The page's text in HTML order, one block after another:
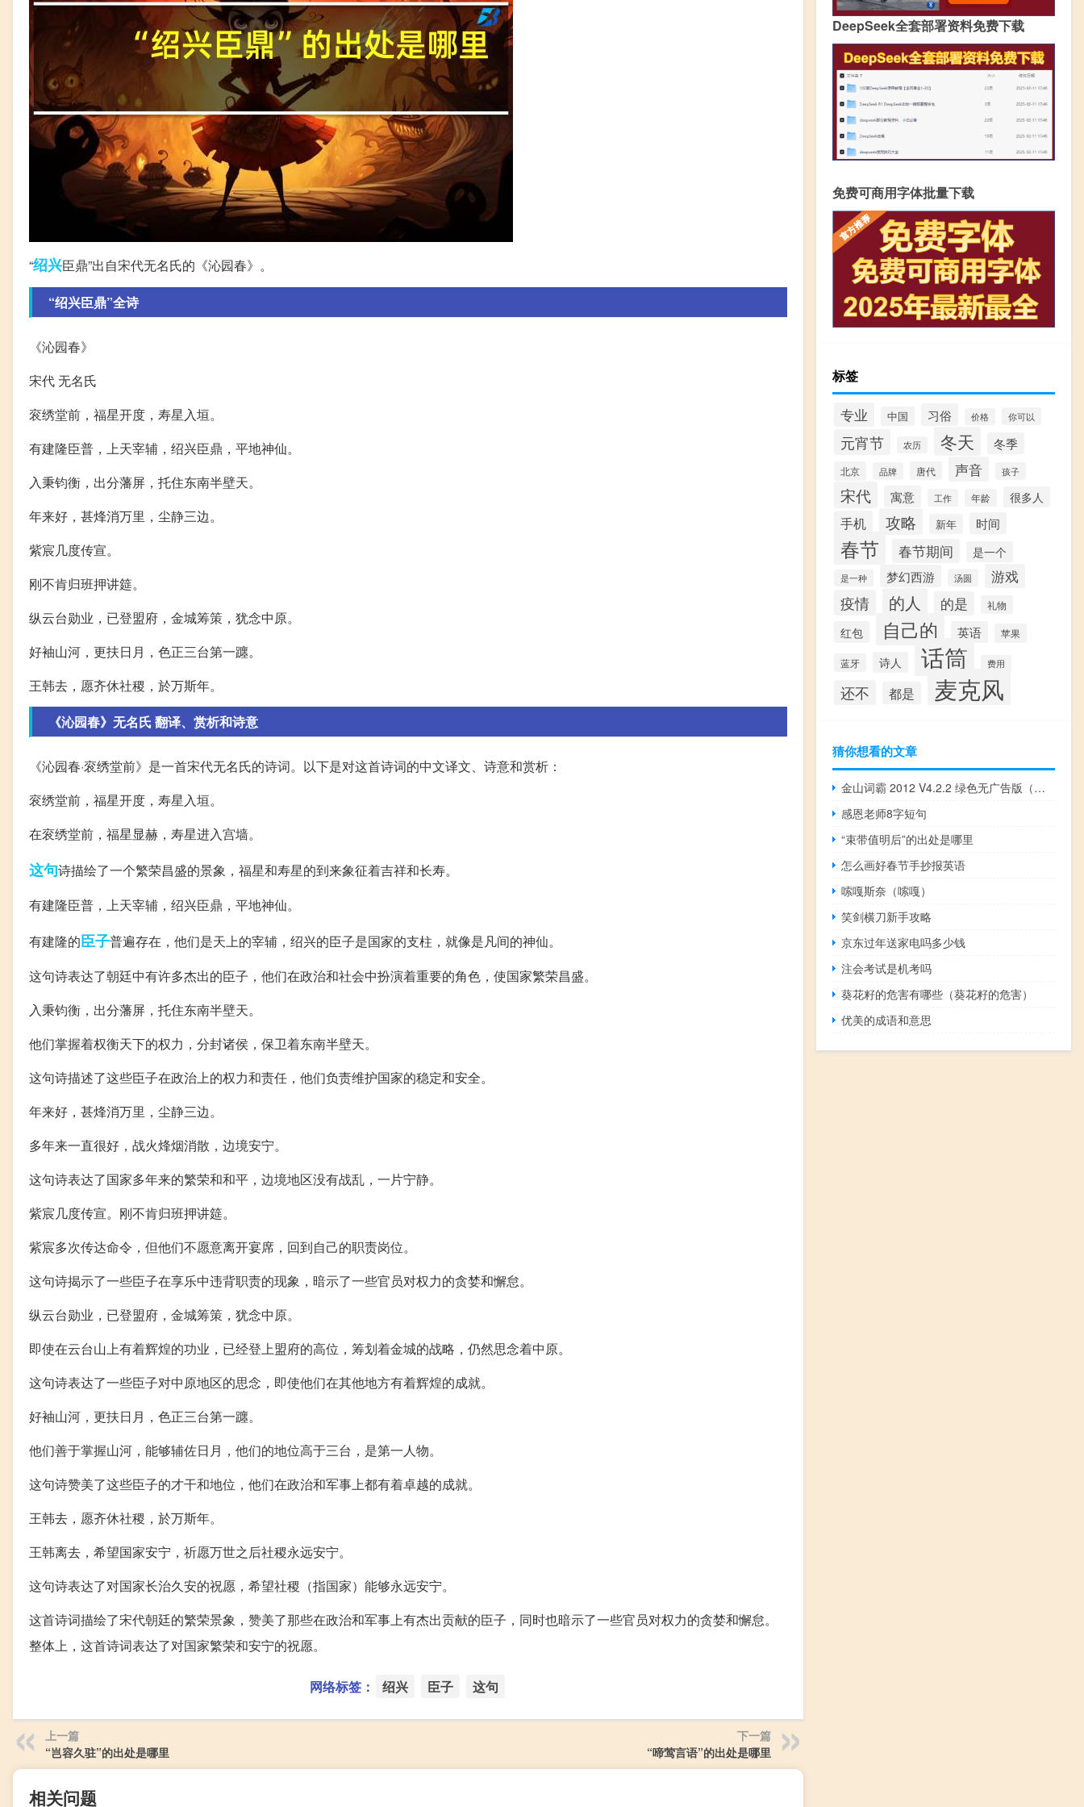
“绍兴臣鼎”出自宋代无名氏的《沁园春》。
“绍兴臣鼎”全诗
《沁园春》
宋代 无名氏
衮绣堂前，福星开度，寿星入垣。
有建隆臣普，上天宰辅，绍兴臣鼎，平地神仙。
入秉钧衡，出分藩屏，托住东南半壁天。
年来好，甚烽消万里，尘静三边。
紫宸几度传宣。
刚不肯归班押讲筵。
纵云台勋业，已登盟府，金城筹策，犹念中原。
好袖山河，更扶日月，色正三台第一躔。
王韩去，愿齐休社稷，於万斯年。
《沁园春》无名氏 翻译、赏析和诗意
《沁园春·衮绣堂前》是一首宋代无名氏的诗词。以下是对这首诗词的中文译文、诗意和赏析：
衮绣堂前，福星开度，寿星入垣。
在衮绣堂前，福星显赫，寿星进入宫墙。
这句诗描绘了一个繁荣昌盛的景象，福星和寿星的到来象征着吉祥和长寿。
有建隆臣普，上天宰辅，绍兴臣鼎，平地神仙。
有建隆的臣子普遍存在，他们是天上的宰辅，绍兴的臣子是国家的支柱，就像是凡间的神仙。
这句诗表达了朝廷中有许多杰出的臣子，他们在政治和社会中扮演着重要的角色，使国家繁荣昌盛。
入秉钧衡，出分藩屏，托住东南半壁天。
他们掌握着权衡天下的权力，分封诸侯，保卫着东南半壁天。
这句诗描述了这些臣子在政治上的权力和责任，他们负责维护国家的稳定和安全。
年来好，甚烽消万里，尘静三边。
多年来一直很好，战火烽烟消散，边境安宁。
这句诗表达了国家多年来的繁荣和和平，边境地区没有战乱，一片宁静。
紫宸几度传宣。刚不肯归班押讲筵。
紫宸多次传达命令，但他们不愿意离开宴席，回到自己的职责岗位。
这句诗揭示了一些臣子在享乐中违背职责的现象，暗示了一些官员对权力的贪婪和懈怠。
纵云台勋业，已登盟府，金城筹策，犹念中原。
即使在云台山上有着辉煌的功业，已经登上盟府的高位，筹划着金城的战略，仍然思念着中原。
这句诗表达了一些臣子对中原地区的思念，即使他们在其他地方有着辉煌的成就。
好袖山河，更扶日月，色正三台第一躔。
他们善于掌握山河，能够辅佐日月，他们的地位高于三台，是第一人物。
这句诗赞美了这些臣子的才干和地位，他们在政治和军事上都有着卓越的成就。
王韩去，愿齐休社稷，於万斯年。
王韩离去，希望国家安宁，祈愿万世之后社稷永远安宁。
这句诗表达了对国家长治久安的祝愿，希望社稷（指国家）能够永远安宁。
这首诗词描绘了宋代朝廷的繁荣景象，赞美了那些在政治和军事上有杰出贡献的臣子，同时也暗示了一些官员对权力的贪婪和懈怠。
整体上，这首诗词表达了对国家繁荣和安宁的祝愿。
网络标签： 绍兴 臣子 这句
上一篇
“岂容久驻”的出处是哪里
下一篇
“啼莺言语”的出处是哪里
相关问题
DeepSeek全套部署资料免费下载
免费可商用字体批量下载
标签
专业 中国 习俗 价格 你可以
元宵节 农历 冬天 冬季
北京 品牌 唐代 声音 孩子
宋代 寓意 工作 年龄 很多人
手机 攻略 新年 时间
春节 春节期间 是一个
是一种 梦幻西游 汤圆 游戏
疫情 的人 的是 礼物
红包 自己的 英语 苹果
蓝牙 诗人 话筒 费用
还不 都是 麦克风
猜你想看的文章
金山词霸 2012 V4.2.2 绿色无广告版（金山词霸 2012 V4.2.2 绿色无广告版功能简介）
感恩老师8字短句
“束带值明后”的出处是哪里
怎么画好春节手抄报英语
嗦嘎斯奈（嗦嘎）
笑剑横刀新手攻略
京东过年送家电吗多少钱
注会考试是机考吗
葵花籽的危害有哪些（葵花籽的危害）
优美的成语和意思